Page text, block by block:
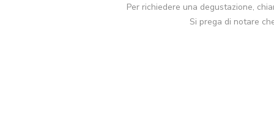
Per richiedere una degustazione,
Si prega di notare